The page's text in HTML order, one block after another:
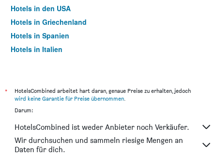
Hotels in den USA
Hotels in Griechenland
Hotels in Spanien
Hotels in Italien
*
HotelsCombined arbeitet hart daran, genaue Preise zu erhalten, jedoch
wird keine Garantie für Preise übernommen.
Darum:
HotelsCombined ist weder Anbieter noch Verkäufer.
Wir durchsuchen und sammeln riesige Mengen an
Daten für dich.